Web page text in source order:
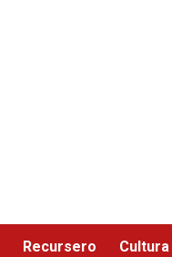
Recursero Cultura